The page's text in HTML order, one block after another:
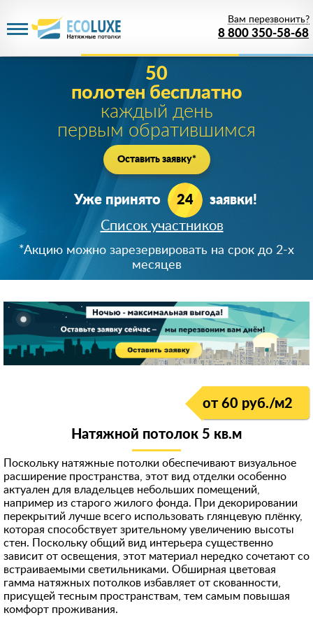
8 800 350-58-68
Вам перезвонить?
1 рубль
за PREMIUM потолок!
Акция действуетдо 08 августа 2026 года
Цена белого матового PREMIUM полотна при
заказе от 20м2 !
Успейте зарезервировать скидку!
от 60 руб./м2
Натяжной потолок 5 кв.м
Поскольку натяжные потолки обеспечивают визуальное
расширение пространства, этот вид отделки особенно
актуален для владельцев небольших помещений,
например из старого жилого фонда. При декорировании
перекрытий лучше всего использовать глянцевую плёнку,
которая способствует зрительному увеличению высоты
стен. Поскольку общий вид интерьера существенно
зависит от освещения, этот материал нередко сочетают со
встраиваемыми светильниками. Обширная цветовая
гамма натяжных потолков избавляет от скованности,
присущей тесным пространствам, тем самым повышая
комфорт проживания.